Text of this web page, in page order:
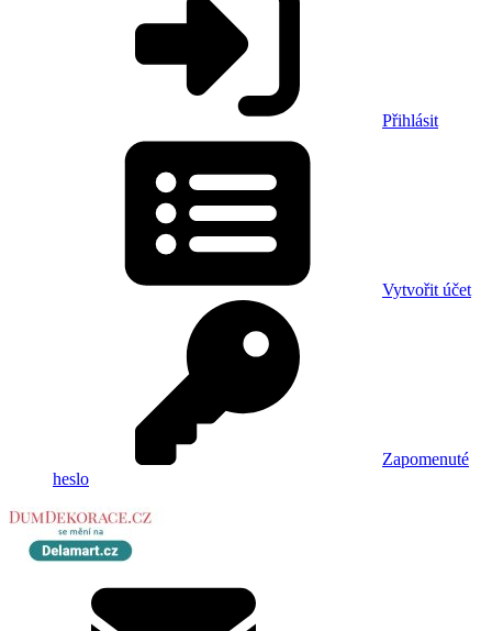
Přihlásit
Vytvořit účet
Zapomenuté
heslo